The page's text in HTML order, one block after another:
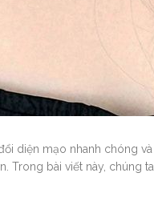
diện mạo nhanh chóng
Trong bài viết này,